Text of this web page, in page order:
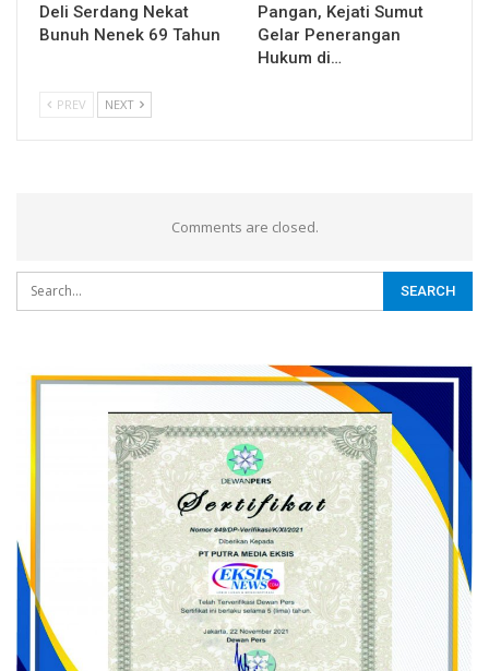
Deli Serdang Nekat
Bunuh Nenek 69 Tahun
Pangan, Kejati Sumut
Gelar Penerangan
Hukum di…
PREV NEXT
Comments are closed.